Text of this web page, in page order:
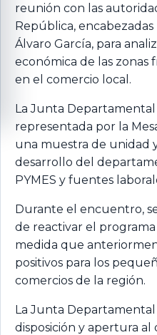
reunión con las
República,
Álvaro García, para
económica de las zonas
en el comercio local.
La Junta
representada por la
una muestra de unidad
desarrollo del
PYMES y fuentes
Durante el encuentro,
de reactivar el programa
medida que
positivos para los
comercios de la región.
La Junta
disposición y apertura al